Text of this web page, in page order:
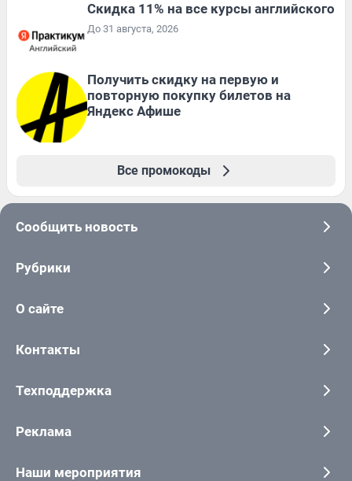
Скидка 11% на все курсы английского
До 31 августа, 2026
Получить скидку на первую и
повторную покупку билетов на
Яндекс Афише
Все промокоды
Сообщить новость
Рубрики
О сайте
Контакты
Техподдержка
Реклама
Наши мероприятия